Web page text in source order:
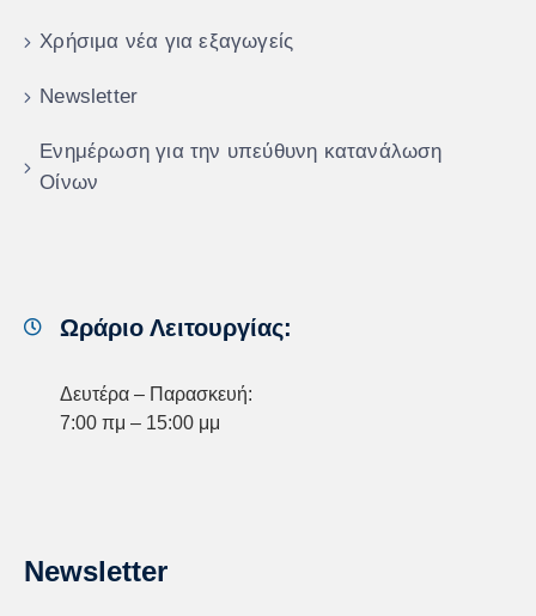
Χρήσιμα νέα για εξαγωγείς
Newsletter
Ενημέρωση για την υπεύθυνη κατανάλωση
Οίνων
Ωράριο Λειτουργίας:
Δευτέρα – Παρασκευή:
7:00 πμ – 15:00 μμ
Newsletter